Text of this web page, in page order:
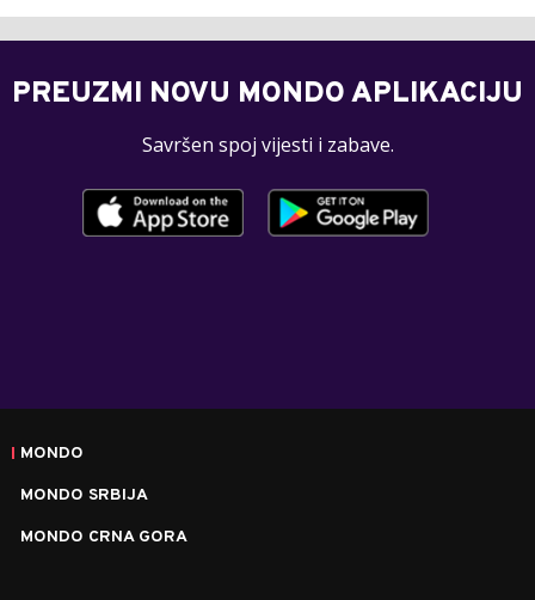
PREUZMI NOVU MONDO APLIKACIJU
Savršen spoj vijesti i zabave.
MONDO
MONDO SRBIJA
MONDO CRNA GORA